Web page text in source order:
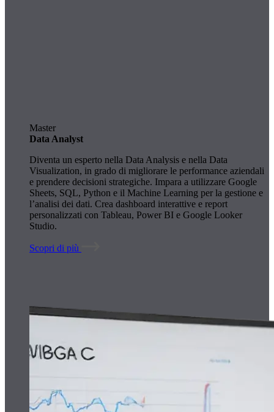
Master
Data Analyst
Diventa un esperto nella Data Analysis e nella Data
Visualization, in grado di migliorare le performance aziendali
e prendere decisioni strategiche. Impara a utilizzare Google
Sheets, SQL, Python e il Machine Learning per la gestione e
l’analisi dei dati. Crea dashboard interattive e report
personalizzati con Tableau, Power BI e Google Looker
Studio.
Scopri di più